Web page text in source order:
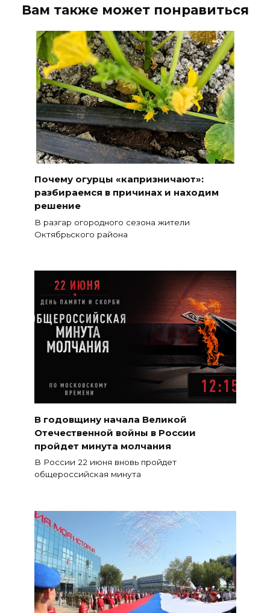
Вам также может понравиться
Почему огурцы «капризничают»:
разбираемся в причинах и находим
решение
В разгар огородного сезона жители
Октябрьского района
В годовщину начала Великой
Отечественной войны в России
пройдет минута молчания
В России 22 июня вновь пройдет
общероссийская минута